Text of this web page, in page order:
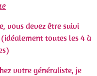
vous devez être suivi
toutes les 4 à
votre généraliste, je